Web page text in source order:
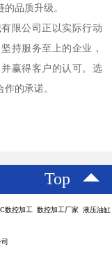
品质升级。
限公司正以实际行动
持服务至上的企业，
赢得客户的认可。选
的承诺。
Top
数控加工 数控加工厂家 液压油缸